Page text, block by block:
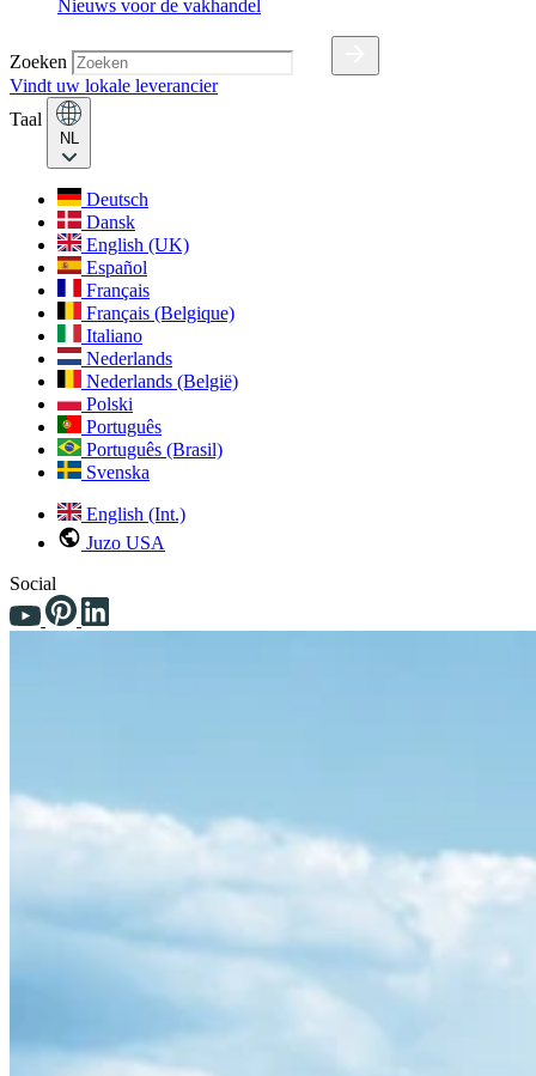
Nieuws voor de vakhandel
Zoeken
Vindt uw lokale leverancier
Taal
NL
Deutsch
Dansk
English (UK)
Español
Français
Français (Belgique)
Italiano
Nederlands
Nederlands (België)
Polski
Português
Português (Brasil)
Svenska
English (Int.)
Juzo USA
Social